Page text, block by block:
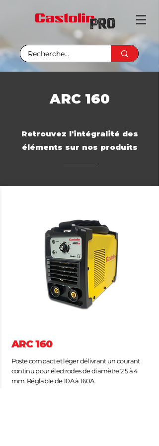
ARC 160
Retrouvez l'intégralité des
éléments sur nos produits
ARC 160
Poste compact et léger délivrant un courant
continu pour électrodes de diamètre 2.5 à 4
mm. Réglable de 10A à 160A.